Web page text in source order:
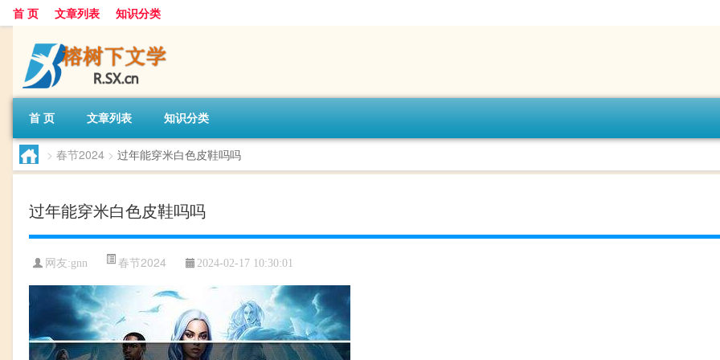
首 页 文章列表 知识分类
首 页 文章列表 知识分类
> 春节2024 > 过年能穿米白色皮鞋吗吗
过年能穿米白色皮鞋吗吗
网友:gnn 春节2024 2024-02-17 10:30:01